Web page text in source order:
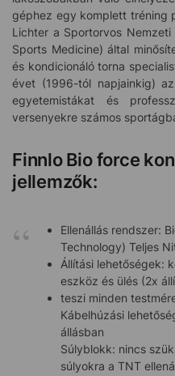
géphez egy komplett tréning
Lichter a Sportorvos
Sports Medicine) által
és kondicionáló torna
évet (1996-tól napjainkig)
egyetemistákat és
versenyekre számos
Finnlo Bio force
jellemzők:
Ellenállás rendszer:
Technology) Teljes
Állítási lehetőségek:
eszköz és ülés (2x
teszi minden
Kábelhúzási
állásban
Súlyblokk: nincs
súlyokra a TNT